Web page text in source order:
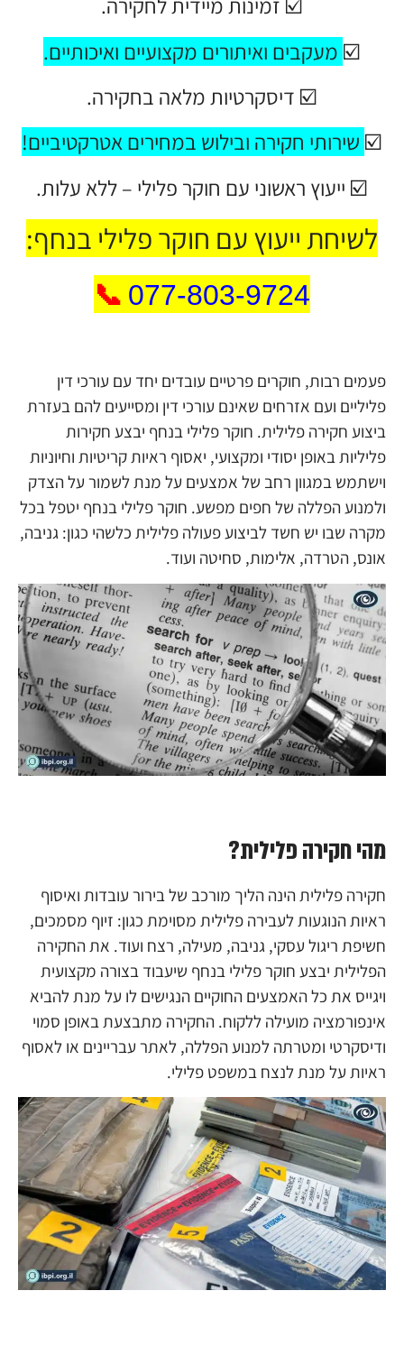
☑️ מעקבים ואיתורים מקצועיים ואיכותיים.
☑️ דיסקרטיות מלאה בחקירה.
☑️ שירותי חקירה ובילוש במחירים אטרקטיביים!
☑️ ייעוץ ראשוני עם חוקר פלילי – ללא עלות.
לשיחת ייעוץ עם חוקר פלילי בנחף:
077-803-9724
📞
פעמים רבות, חוקרים פרטיים עובדים יחד עם עורכי דין
פליליים ועם אזרחים שאינם עורכי דין ומסייעים להם בעזרת
ביצוע חקירה פלילית. חוקר פלילי בנחף יבצע חקירות
פליליות באופן יסודי ומקצועי, יאסוף ראיות קריטיות וחיוניות
וישתמש במגוון רחב של אמצעים על מנת לשמור על הצדק
ולמנוע הפללה של חפים מפשע. חוקר פלילי בנחף יטפל בכל
מקרה שבו יש חשד לביצוע פעולה פלילית כלשהי כגון: גניבה,
אונס, הטרדה, אלימות, סחיטה ועוד.
מהי חקירה פלילית?
חקירה פלילית הינה הליך מורכב של בירור עובדות ואיסוף
ראיות הנוגעות לעבירה פלילית מסוימת כגון: זיוף מסמכים,
חשיפת ריגול עסקי, גניבה, מעילה, רצח ועוד. את החקירה
הפלילית יבצע חוקר פלילי בנחף שיעבוד בצורה מקצועית
ויגייס את כל האמצעים החוקיים הנגישים לו על מנת להביא
אינפורמציה מועילה ללקוח. החקירה מתבצעת באופן סמוי
ודיסקרטי ומטרתה למנוע הפללה, לאתר עבריינים או לאסוף
ראיות על מנת לנצח במשפט פלילי.